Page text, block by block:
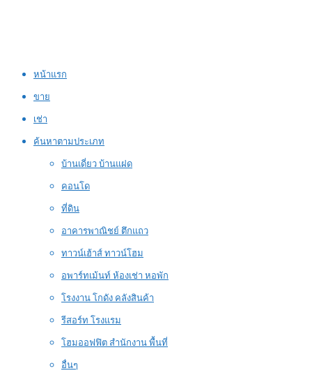
หน้าแรก
ขาย
เช่า
ค้นหาตามประเภท
บ้านเดี่ยว บ้านแฝด
คอนโด
ที่ดิน
อาคารพาณิชย์ ตึกแถว
ทาวน์เฮ้าส์ ทาวน์โฮม
อพาร์ทเม้นท์ ห้องเช่า หอพัก
โรงงาน โกดัง คลังสินค้า
รีสอร์ท โรงแรม
โฮมออฟฟิต สำนักงาน พื้นที่
อื่นๆ